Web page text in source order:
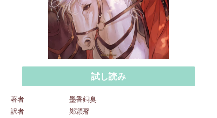
試し読み
著者
墨香銅臭
訳者
鄭穎馨